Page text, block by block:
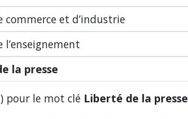
commerce et d’industrie
l’enseignement
la presse
pour le mot clé Liberté de la presse